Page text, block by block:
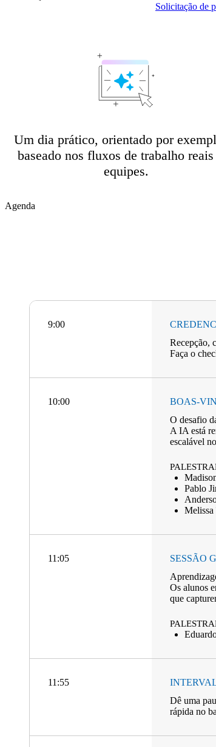
Solicitação de
Um dia prático, orientado por
baseado nos fluxos de trabalho reais
equipes.
Agenda
9:00
Recepção,
Faça o
10:00
BOAS-
O desafio
A IA está
escalável
Pablo
11:05
SESSÃO
Os alunos
que
11:55
Dê uma
rápida no